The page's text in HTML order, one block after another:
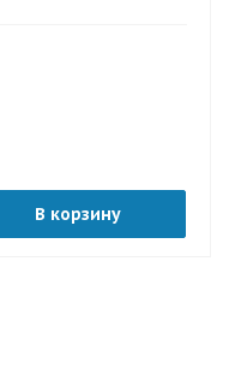
В корзину